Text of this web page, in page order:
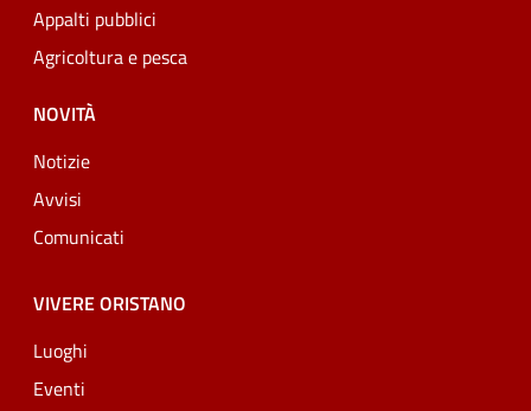
Appalti pubblici
Agricoltura e pesca
NOVITÀ
Notizie
Avvisi
Comunicati
VIVERE ORISTANO
Luoghi
Eventi